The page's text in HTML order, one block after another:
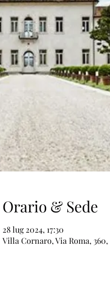
Orario & Sede
28 lug 2024, 17:30
Villa Cornaro, Via Roma,